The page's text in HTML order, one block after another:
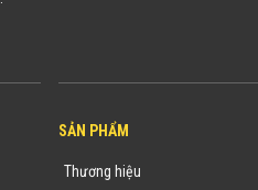
SẢN PHẨM
Thương hiệu